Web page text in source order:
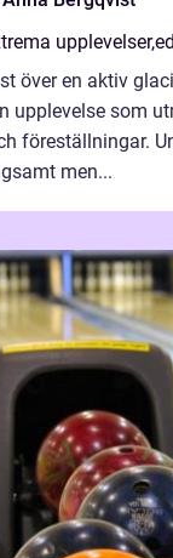
upplevelser,
över en aktiv
upplevelse som
föreställningar.
men...